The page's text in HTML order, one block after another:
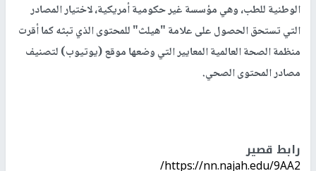
الوطنية للطب، وهي مؤسسة غير حكومية أمريكية، لاختيار المصادر
التي تستحق الحصول على علامة "هيلث" للمحتوى الذي تبثه كما أقرت
منظمة الصحة العالمية المعايير التي وضعها موقع (يوتيوب) لتصنيف
مصادر المحتوى الصحي.
رابط قصير
https://nn.najah.edu/9AA2/